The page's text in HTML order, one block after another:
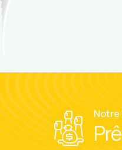
Notre